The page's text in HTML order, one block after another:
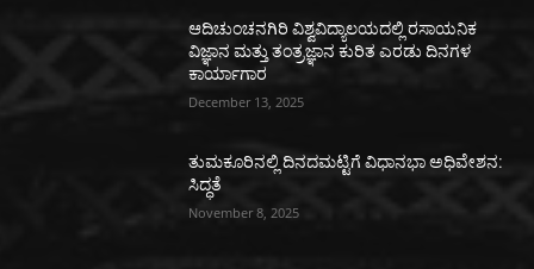
ಆದಿಚುಂಚನಗಿರಿ ವಿಶ್ವವಿದ್ಯಾಲಯದಲ್ಲಿ ರಸಾಯನಿಕ
ವಿಜ್ಞಾನ ಮತ್ತು ತಂತ್ರಜ್ಞಾನ ಕುರಿತ ಎರಡು ದಿನಗಳ
ಕಾರ್ಯಾಗಾರ
December 13, 2025
ತುಮಕೂರಿನಲ್ಲಿ ದಿನದಮಟ್ಟಿಗೆ ವಿಧಾನಭಾ ಅಧಿವೇಶನ:
ಸಿದ್ಧತೆ
November 8, 2025